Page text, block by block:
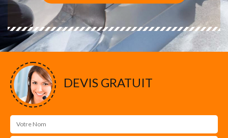
DEVIS GRATUIT